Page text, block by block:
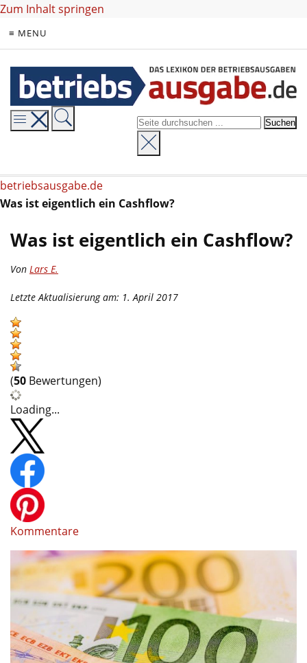
Zum Inhalt springen
≡ MENU
betriebsausgabe.de
Was ist eigentlich ein Cashflow?
Was ist eigentlich ein Cashflow?
Von Lars E.
Letzte Aktualisierung am: 1. April 2017
(50 Bewertungen)
Loading...
Kommentare